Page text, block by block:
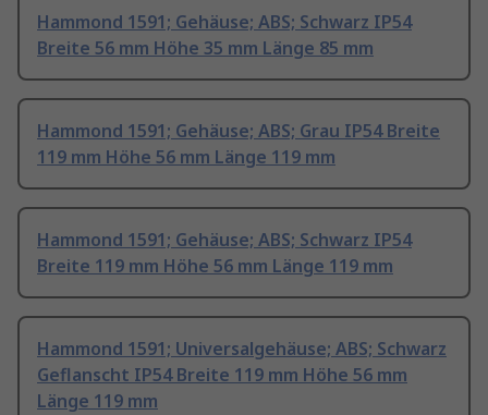
Hammond 1591; Gehäuse; ABS; Schwarz IP54
Breite 56 mm Höhe 35 mm Länge 85 mm
Hammond 1591; Gehäuse; ABS; Grau IP54 Breite
119 mm Höhe 56 mm Länge 119 mm
Hammond 1591; Gehäuse; ABS; Schwarz IP54
Breite 119 mm Höhe 56 mm Länge 119 mm
Hammond 1591; Universalgehäuse; ABS; Schwarz
Geflanscht IP54 Breite 119 mm Höhe 56 mm
Länge 119 mm